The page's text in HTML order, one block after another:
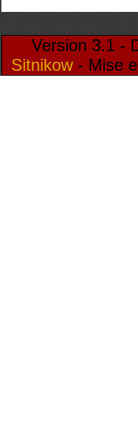
Version 3.1 -
Sitnikow- Mise